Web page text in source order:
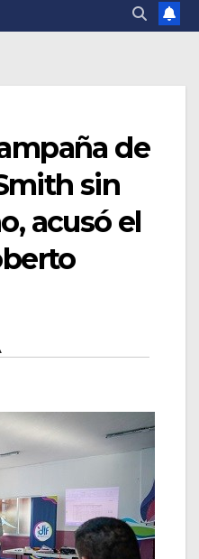
de
sin
acusó el